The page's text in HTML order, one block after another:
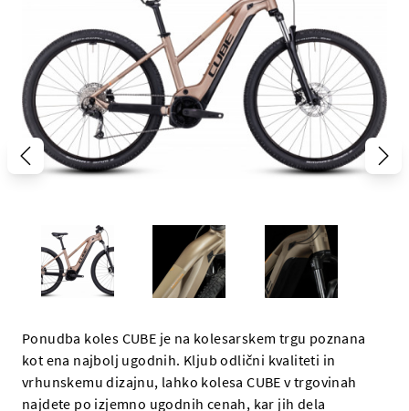
Ponudba koles CUBE je na kolesarskem trgu poznana
kot ena najbolj ugodnih. Kljub odlični kvaliteti in
vrhunskemu dizajnu, lahko kolesa CUBE v trgovinah
najdete po izjemno ugodnih cenah, kar jih dela